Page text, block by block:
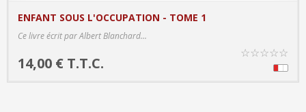
ENFANT SOUS L'OCCUPATION - TOME 1
Ce livre écrit par Albert Blanchard...
14,00 € T.T.C.
☆☆☆☆☆